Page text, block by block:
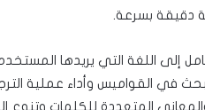
دقيقة بسرعة.
إلى اللغة التي يريدها
في القواميس وأداء عملية
والمعاني المتعددة للكلمات